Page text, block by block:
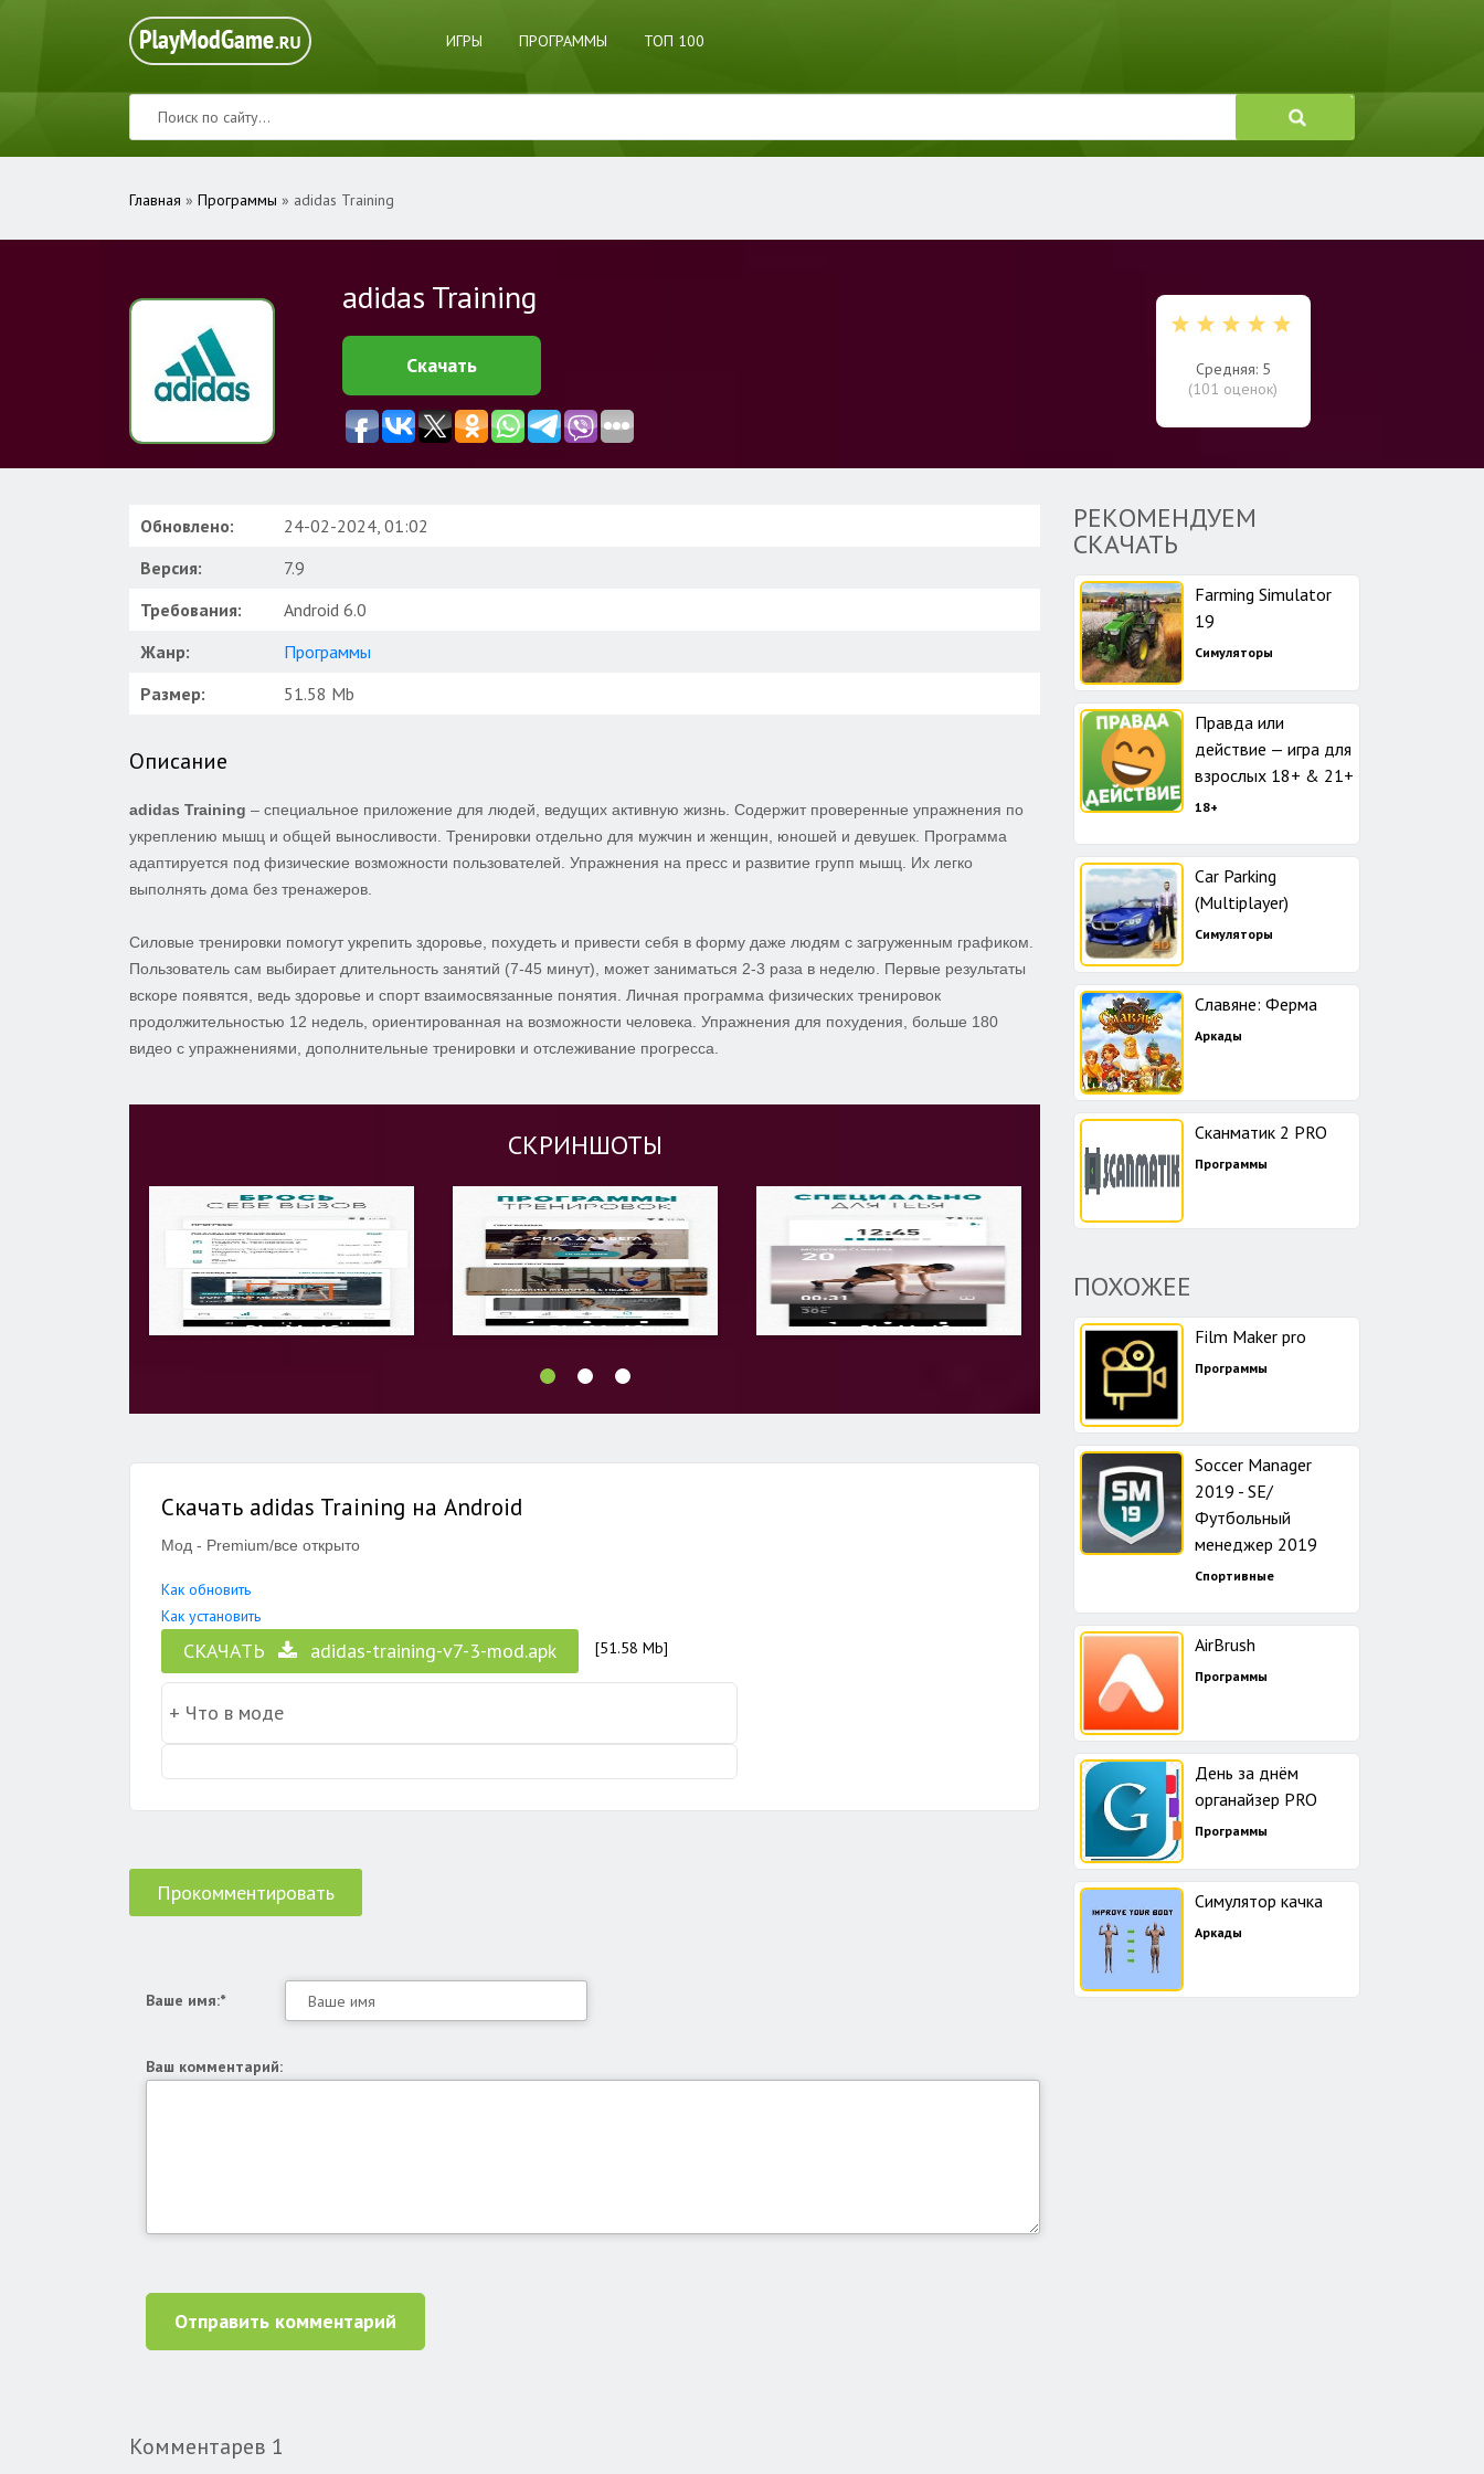
ИГРЫ ПРОГРАММЫ ТОП 100
Главная » Программы » adidas Training
adidas Training
Скачать
Средняя: 5
(101 оценок)
Обновлено:
24-02-2024, 01:02
Версия:
7.9
Требования:
Android 6.0
Жанр:
Программы
Размер:
51.58 Mb
Описание
adidas Training – специальное приложение для людей, ведущих активную жизнь. Содержит проверенные упражнения по
укреплению мышц и общей выносливости. Тренировки отдельно для мужчин и женщин, юношей и девушек. Программа
адаптируется под физические возможности пользователей. Упражнения на пресс и развитие групп мышц. Их легко
выполнять дома без тренажеров.
Силовые тренировки помогут укрепить здоровье, похудеть и привести себя в форму даже людям с загруженным графиком.
Пользователь сам выбирает длительность занятий (7-45 минут), может заниматься 2-3 раза в неделю. Первые результаты
вскоре появятся, ведь здоровье и спорт взаимосвязанные понятия. Личная программа физических тренировок
продолжительностью 12 недель, ориентированная на возможности человека. Упражнения для похудения, больше 180
видео с упражнениями, дополнительные тренировки и отслеживание прогресса.
СКРИНШОТЫ
Скачать adidas Training на Android
Мод - Premium/все открыто
Как обновить
Как установить
СКАЧАТЬ adidas-training-v7-3-mod.apk [51.58 Mb]
Прокомментировать
Ваше имя:*
Ваш комментарий:
Отправить комментарий
Комментарев 1
РЕКОМЕНДУЕМ
СКАЧАТЬ
Farming Simulator
19
Симуляторы
Правда или
действие — игра для
взрослых 18+ & 21+
18+
Car Parking
(Multiplayer)
Симуляторы
Славяне: Ферма
Аркады
Сканматик 2 PRO
Программы
ПОХОЖЕЕ
Film Maker pro
Программы
Soccer Manager
2019 - SE/
Футбольный
менеджер 2019
Спортивные
AirBrush
Программы
День за днём
органайзер PRO
Программы
Симулятор качка
Аркады